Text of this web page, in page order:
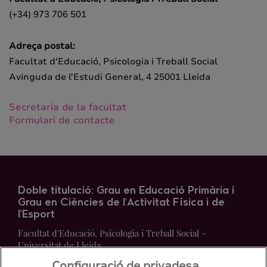
(+34) 973 706 501
Adreça postal:
Facultat d'Educació, Psicologia i Treball Social
Avinguda de l'Estudi General, 4 25001 Lleida
Secretaria de la facultat
Formulari de contacte
Doble titulació: Grau en Educació Primària i
Grau en Ciències de l'Activitat Física i de
l'Esport
Facultat d'Educació, Psicologia i Treball Social -
Universitat de Lleida